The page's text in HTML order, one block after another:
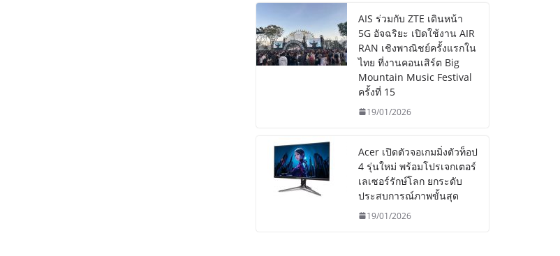
AIS ร่วมกับ ZTE เดินหน้า
5G อัจฉริยะ เปิดใช้งาน AIR
RAN เชิงพาณิชย์ครั้งแรกใน
ไทย ที่งานคอนเสิร์ต Big
Mountain Music Festival
ครั้งที่ 15
19/01/2026
Acer เปิดตัวจอเกมมิ่งตัวท็อป
4 รุ่นใหม่ พร้อมโปรเจกเตอร์
เลเซอร์รักษ์โลก ยกระดับ
ประสบการณ์ภาพขั้นสุด
19/01/2026